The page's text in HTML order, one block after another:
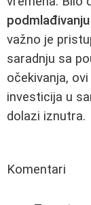
važno je
saradnju sa
očekivanja,
investicija u
dolazi iznutra.
Komentari